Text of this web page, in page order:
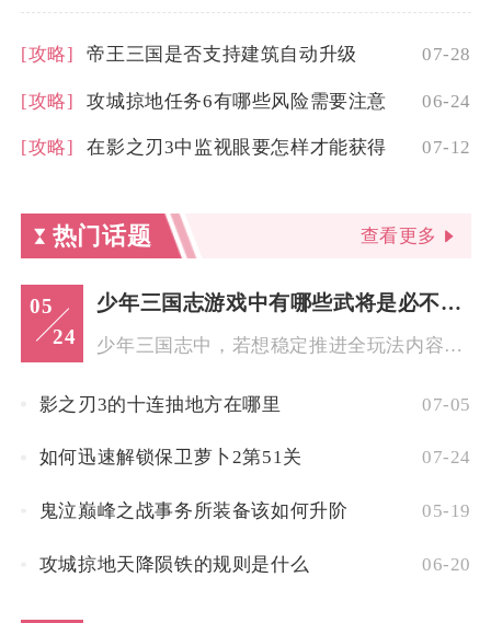
[攻略] 帝王三国是否支持建筑自动升级 07-28
[攻略] 攻城掠地任务6有哪些风险需要注意 06-24
[攻略] 在影之刃3中监视眼要怎样才能获得 07-12
热门话题 查看更多
05
24
少年三国志游戏中有哪些武将是必不可少的
少年三国志中，若想稳定推进全玩法内容并在核心对抗中占据优势，...
影之刃3的十连抽地方在哪里 07-05
如何迅速解锁保卫萝卜2第51关 07-24
鬼泣巅峰之战事务所装备该如何升阶 05-19
攻城掠地天降陨铁的规则是什么 06-20